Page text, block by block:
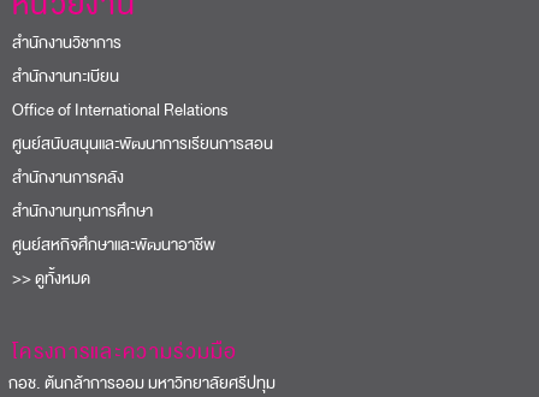
สำนักงานวิชาการ
สำนักงานทะเบียน
Office of International Relations
ศูนย์สนับสนุนและพัฒนาการเรียนการสอน
สำนักงานการคลัง
สำนักงานทุนการศึกษา
ศูนย์สหกิจศึกษาและพัฒนาอาชีพ
>> ดูทั้งหมด
โครงการและความร่วมมือ
ช. ต้นกล้าการออม มหาวิทยาลัยศรีปทุม